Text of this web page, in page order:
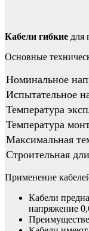
Кабели гибкие для
Основные
Номинальное
Испытательное
Температура
Температура
Максимальная
Строительная
Применение
Кабели
напряжение